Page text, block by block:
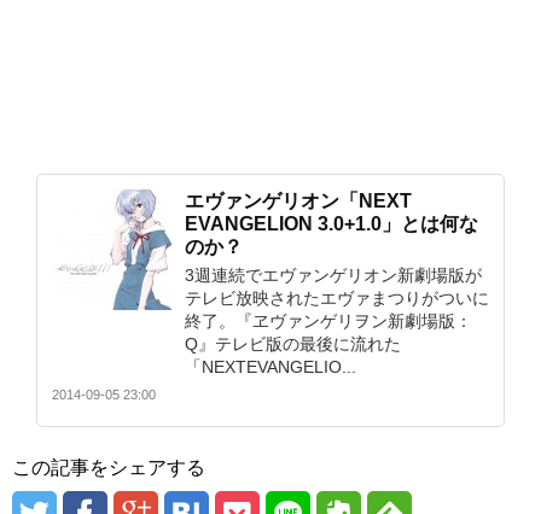
エヴァンゲリオン「NEXT
EVANGELION 3.0+1.0」とは何な
のか？
3週連続でエヴァンゲリオン新劇場版が
テレビ放映されたエヴァまつりがついに
終了。『ヱヴァンゲリヲン新劇場版：
Q』テレビ版の最後に流れた
「NEXTEVANGELIO...
2014-09-05 23:00
この記事をシェアする